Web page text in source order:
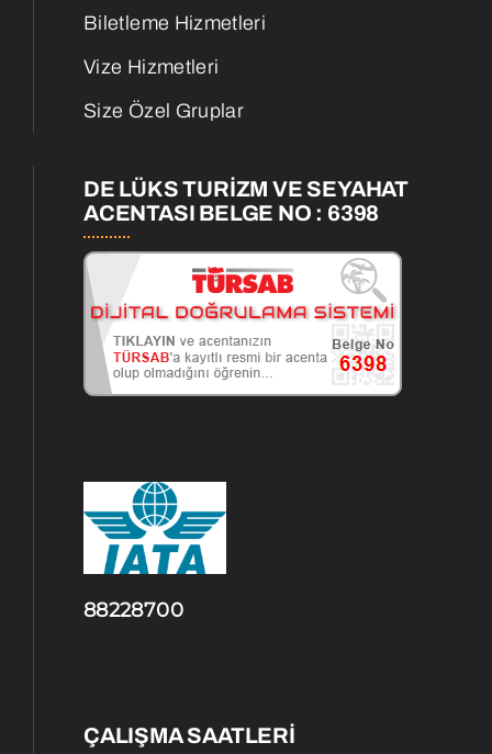
Biletleme Hizmetleri
Vize Hizmetleri
Size Özel Gruplar
DE LÜKS TURİZM VE SEYAHAT
ACENTASI BELGE NO : 6398
88228700
ÇALIŞMA SAATLERİ